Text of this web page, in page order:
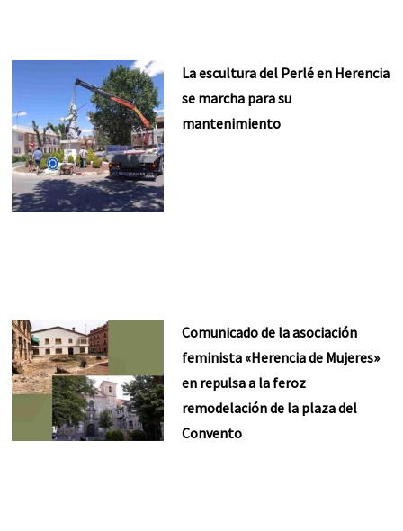
La escultura del Perlé en Herencia
se marcha para su
mantenimiento
Comunicado de la asociación
feminista «Herencia de Mujeres»
en repulsa a la feroz
remodelación de la plaza del
Convento